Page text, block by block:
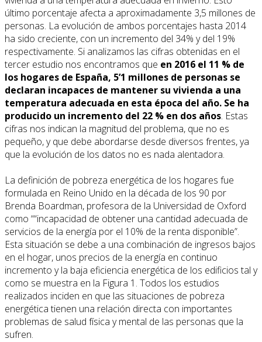
último porcentaje afecta a aproximadamente 3,5 millones de
personas. La evolución de ambos porcentajes hasta 2014
ha sido creciente, con un incremento del 34% y del 19%
respectivamente. Si analizamos las cifras obtenidas en el
tercer estudio nos encontramos que en 2016 el 11 % de
los hogares de España, 5’1 millones de personas se
declaran incapaces de mantener su vivienda a una
temperatura adecuada en esta época del año. Se ha
producido un incremento del 22 % en dos años. Estas
cifras nos indican la magnitud del problema, que no es
pequeño, y que debe abordarse desde diversos frentes, ya
que la evolución de los datos no es nada alentadora.
La definición de pobreza energética de los hogares fue
formulada en Reino Unido en la década de los 90 por
Brenda Boardman, profesora de la Universidad de Oxford
como ““incapacidad de obtener una cantidad adecuada de
servicios de la energía por el 10% de la renta disponible”.
Esta situación se debe a una combinación de ingresos bajos
en el hogar, unos precios de la energía en continuo
incremento y la baja eficiencia energética de los edificios tal y
como se muestra en la Figura 1. Todos los estudios
realizados inciden en que las situaciones de pobreza
energética tienen una relación directa con importantes
problemas de salud física y mental de las personas que la
sufren.